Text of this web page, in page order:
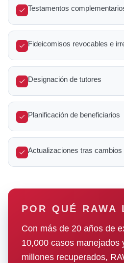
Testamentos
Fideicomisos revocables e
Designación de tutores
Planificación de beneficiarios
Actualizaciones tras cambios
POR QUÉ RAWA
Con más de 20 años de
10,000 casos manejados
millones recuperados,